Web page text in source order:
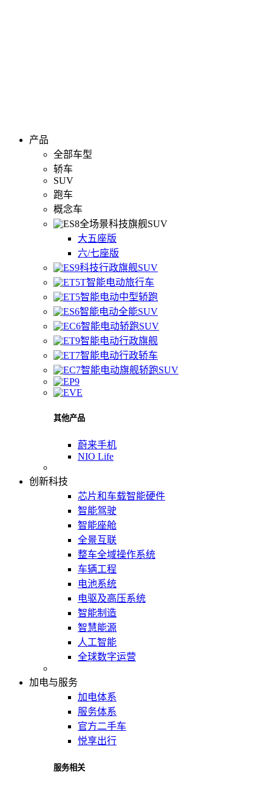
产品
全部车型
轿车
SUV
跑车
概念车
全场景科技旗舰SUV
大五座版
六/七座版
科技行政旗舰SUV
智能电动旅行车
智能电动中型轿跑
智能电动全能SUV
智能电动轿跑SUV
智能电动行政旗舰
智能电动行政轿车
智能电动旗舰轿跑SUV
其他产品
蔚来手机
NIO Life
创新科技
芯片和车载智能硬件
智能驾驶
智能座舱
全景互联
整车全域操作系统
车辆工程
电池系统
电驱及高压系统
智能制造
智慧能源
人工智能
全球数字运营
加电与服务
加电体系
服务体系
官方二手车
悦享出行
服务相关